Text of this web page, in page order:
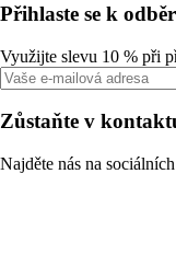
Přihlaste se k
Využijte slevu 10 % při
Zůstaňte v
Najděte nás na